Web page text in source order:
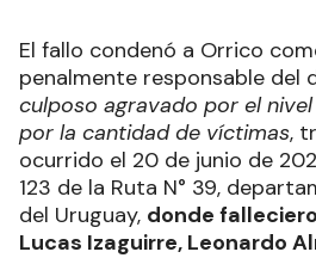
El fallo condenó a Orrico
penalmente responsable del
culposo agravado por el
por la cantidad de víctimas,
ocurrido el 20 de junio de
123 de la Ruta N° 39,
del Uruguay, donde
Lucas Izaguirre, Leonardo